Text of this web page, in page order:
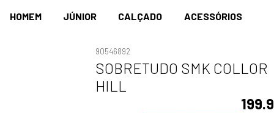
HOMEM JÚNIOR CALÇADO ACESSÓRIOS
90546892
SOBRETUDO SMK COLLOR
HILL